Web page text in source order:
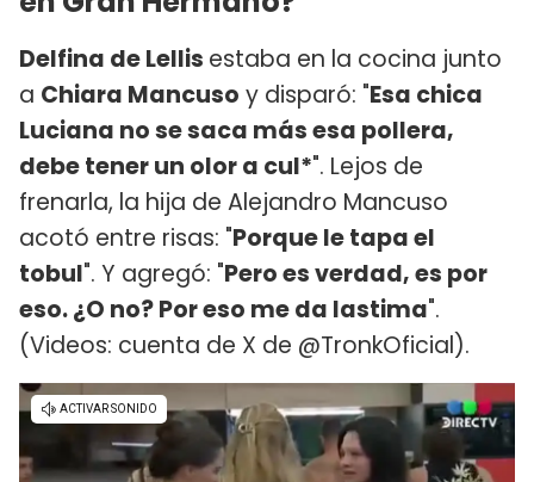
Delfina de Lellis estaba en la cocina junto
a Chiara Mancuso y disparó: "Esa chica
Luciana no se saca más esa pollera,
debe tener un olor a cul*". Lejos de
frenarla, la hija de Alejandro Mancuso
acotó entre risas: "Porque le tapa el
tobul". Y agregó: "Pero es verdad, es por
eso. ¿O no? Por eso me da lastima".
(Videos: cuenta de X de @TronkOficial).